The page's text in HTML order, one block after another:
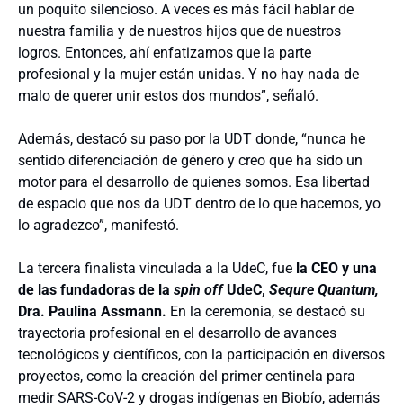
un poquito silencioso. A veces es más fácil hablar de
nuestra familia y de nuestros hijos que de nuestros
logros. Entonces, ahí enfatizamos que la parte
profesional y la mujer están unidas. Y no hay nada de
malo de querer unir estos dos mundos”, señaló.
Además, destacó su paso por la UDT donde, “nunca he
sentido diferenciación de género y creo que ha sido un
motor para el desarrollo de quienes somos. Esa libertad
de espacio que nos da UDT dentro de lo que hacemos, yo
lo agradezco”, manifestó.
La tercera finalista vinculada a la UdeC, fue la CEO y una
de las fundadoras de la spin offUdeC, Sequre Quantum,
Dra. Paulina Assmann. En la ceremonia, se destacó su
trayectoria profesional en el desarrollo de avances
tecnológicos y científicos, con la participación en diversos
proyectos, como la creación del primer centinela para
medir SARS-CoV-2 y drogas indígenas en Biobío, además